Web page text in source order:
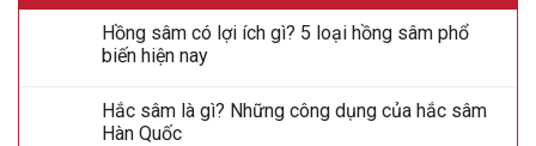
Hồng sâm có lợi ích gì? 5 loại hồng sâm phổ
biến hiện nay
Hắc sâm là gì? Những công dụng của hắc sâm
Hàn Quốc